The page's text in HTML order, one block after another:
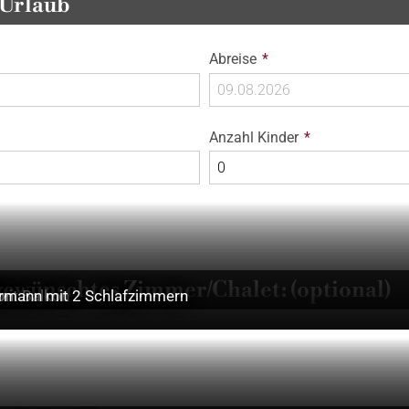
Pflichtfeld
Abreise *
Pflichtfeld
Anzahl Kinder *
Zimmer/Chalet: (optional)
Balkonmit 2 Schlafzimmern